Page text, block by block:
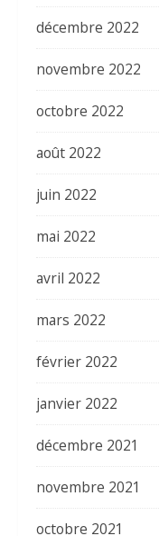
décembre 2022
novembre 2022
octobre 2022
août 2022
juin 2022
mai 2022
avril 2022
mars 2022
février 2022
janvier 2022
décembre 2021
novembre 2021
octobre 2021